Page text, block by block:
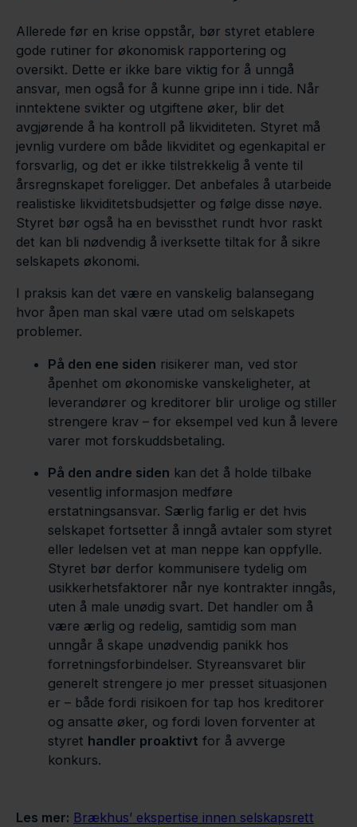
Allerede før en krise oppstår, bør styret etablere
gode rutiner for økonomisk rapportering og
oversikt. Dette er ikke bare viktig for å unngå
ansvar, men også for å kunne gripe inn i tide. Når
inntektene svikter og utgiftene øker, blir det
avgjørende å ha kontroll på likviditeten. Styret må
jevnlig vurdere om både likviditet og egenkapital er
forsvarlig, og det er ikke tilstrekkelig å vente til
årsregnskapet foreligger. Det anbefales å utarbeide
realistiske likviditetsbudsjetter og følge disse nøye.
Styret bør også ha en bevissthet rundt hvor raskt
det kan bli nødvendig å iverksette tiltak for å sikre
selskapets økonomi.
I praksis kan det være en vanskelig balansegang
hvor åpen man skal være utad om selskapets
problemer.
På den ene siden risikerer man, ved stor
åpenhet om økonomiske vanskeligheter, at
leverandører og kreditorer blir urolige og stiller
strengere krav – for eksempel ved kun å levere
varer mot forskuddsbetaling.
På den andre siden kan det å holde tilbake
vesentlig informasjon medføre
erstatningsansvar. Særlig farlig er det hvis
selskapet fortsetter å inngå avtaler som styret
eller ledelsen vet at man neppe kan oppfylle.
Styret bør derfor kommunisere tydelig om
usikkerhetsfaktorer når nye kontrakter inngås,
uten å male unødig svart. Det handler om å
være ærlig og redelig, samtidig som man
unngår å skape unødvendig panikk hos
forretningsforbindelser. Styreansvaret blir
generelt strengere jo mer presset situasjonen
er – både fordi risikoen for tap hos kreditorer
og ansatte øker, og fordi loven forventer at
styret handler proaktivt for å avverge
konkurs.
Les mer: Brækhus’ ekspertise innen selskapsrett